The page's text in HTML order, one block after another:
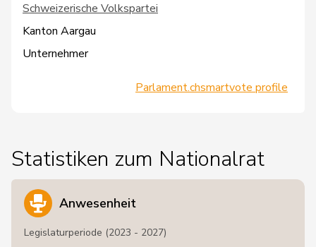
Schweizerische Volkspartei
Kanton Aargau
Unternehmer
Parlament.chsmartvote profile
Statistiken zum Nationalrat
Anwesenheit
Legislaturperiode (2023 - 2027)